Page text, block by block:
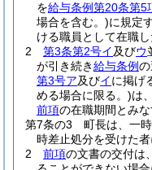
を給与条例第20条第5
場合を含む。)に規定
ける職員として在職し
2
第3条第2号イ及びウ
が引き続き給与条例
第3号ア及びイに掲げ
める場合に限る。)は
前項の在職期間とみな
第7条の3
町長は、一
時差止処分を受けた
2
前項の文書の交付は